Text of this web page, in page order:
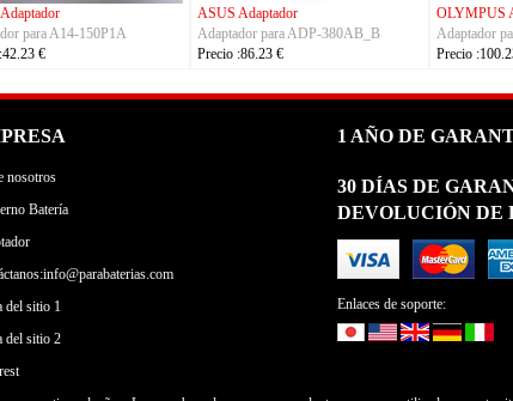
para A14-150P1A
€
ASUS Adaptador
Adaptador para ADP-380AB_B
Precio :86.23 €
OLYMPUS
Adaptador
Precio
nosotros
Batería
del sitio 1
del sitio 2
1 AÑO DE
30 DÍAS DE
DEVOLUCIÓN DE
Enlaces de soporte: